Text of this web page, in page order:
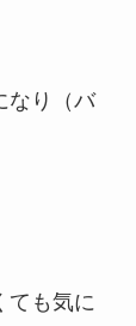
なり（バ
ても気に